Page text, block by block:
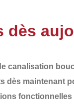
dès
canalisation
dès maintenant
fonctionnelles